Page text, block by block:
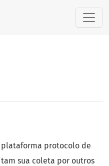
protocolo de
sua coleta por outros